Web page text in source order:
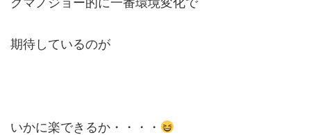
期待しているのが
いかに楽できるか・・・・